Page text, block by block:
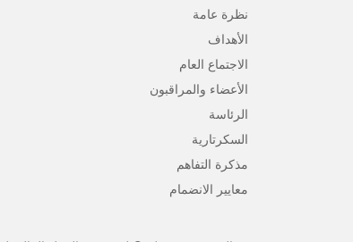
نظرة عامة
الأهداف
الاجتماع العام
الأعضاء والمراقبون
الرئاسة
السكرتارية
مذكرة التفاهم
معايير الانضمام